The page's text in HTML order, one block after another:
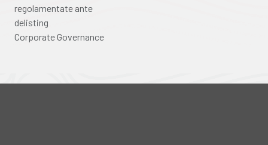
regolamentate ante
delisting
Corporate Governance